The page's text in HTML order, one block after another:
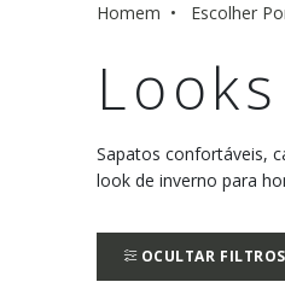
Homem Escolher
Sapatos confortáveis,
look de inverno para
OCULTAR FILTROS